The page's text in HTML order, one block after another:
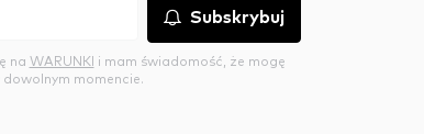
Subskrybuj
na WARUNKI i mam świadomość, że mogę
momencie.